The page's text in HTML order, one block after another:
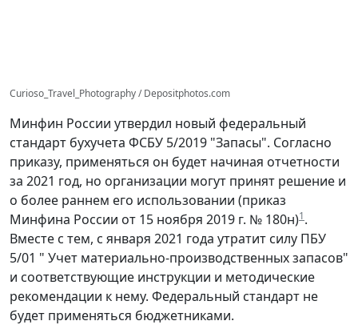
Curioso_Travel_Photography / Depositphotos.com
Минфин России утвердил новый федеральный
стандарт бухучета ФСБУ 5/2019 "Запасы". Согласно
приказу, применяться он будет начиная отчетности
за 2021 год, но организации могут принят решение и
о более раннем его использовании (приказ
Минфина России от 15 ноября 2019 г. № 180н)1.
Вместе с тем, с января 2021 года утратит силу ПБУ
5/01 " Учет материально-производственных запасов"
и соответствующие инструкции и методические
рекомендации к нему. Федеральный стандарт не
будет применяться бюджетниками.